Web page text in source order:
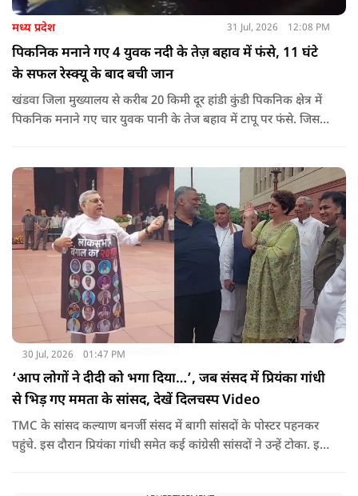
मध्य प्रदेश 31 Jul, 2026 12:08 PM
पिकनिक मनाने गए 4 युवक नदी के तेज़ बहाव में फंसे, 11 घंटे
के सफल रेस्क्यू के बाद बची जान
खंडवा जिला मुख्यालय से करीब 20 किमी दूर हांडी कुंडी पिकनिक क्षेत्र में
पिकनिक मनाने गए चार युवक पानी के तेज बहाव में टापू पर फंसे. जिसके
30 Jul, 2026 01:47 PM
‘आप लोगों ने दीदी को भगा दिया…’, जब संसद में प्रियंका गांधी
से भिड़ गए ममता के सांसद, देखें दिलचस्प Video
TMC के सांसद कल्याण बनर्जी संसद में बागी सांसदों के पोस्टर पहनकर
पहुंचे. इस दौरान प्रियंका गांधी समेत कई कांग्रेसी सांसदों ने उन्हें टोका. इस